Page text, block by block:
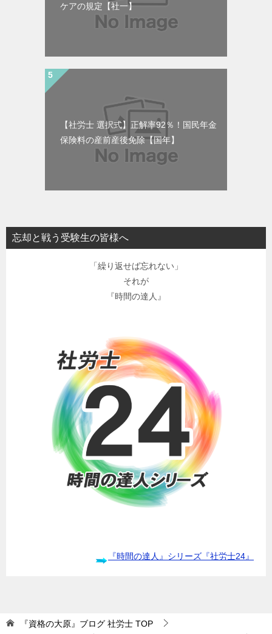
ケアの規定【社一】
【社労士 選択式】正解率92％！国民年金
保険料の産前産後免除【国年】
忘却と戦う受験生の皆様へ
「繰り返せば忘れない」
それが
『時間の達人』
『時間の達人』シリーズ『社労士24』
『資格の大原』ブログ 社労士 TOP